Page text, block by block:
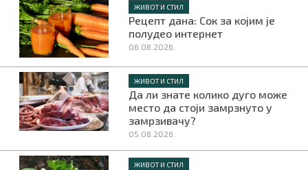
ЖИВОТ И СТИЛ
Рецепт дана: Сок за којим је
полудео интернет
06.08.2026.
ЖИВОТ И СТИЛ
Да ли знате колико дуго може
место да стоји замрзнуто у
замрзивачу?
05.08.2026.
ЖИВОТ И СТИЛ